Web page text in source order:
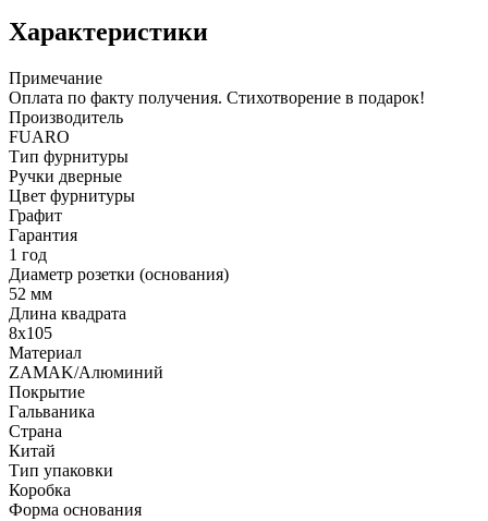
Характеристики
Примечание
Оплата по факту получения. Стихотворение в подарок!
Производитель
FUARO
Тип фурнитуры
Ручки дверные
Цвет фурнитуры
Графит
Гарантия
1 год
Диаметр розетки (основания)
52 мм
Длина квадрата
8x105
Материал
ZAMAK/Алюминий
Покрытие
Гальваника
Страна
Китай
Тип упаковки
Коробка
Форма основания